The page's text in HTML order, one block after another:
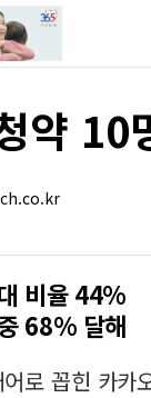
약
비율 44%
68% 달해
로 꼽힌 카카